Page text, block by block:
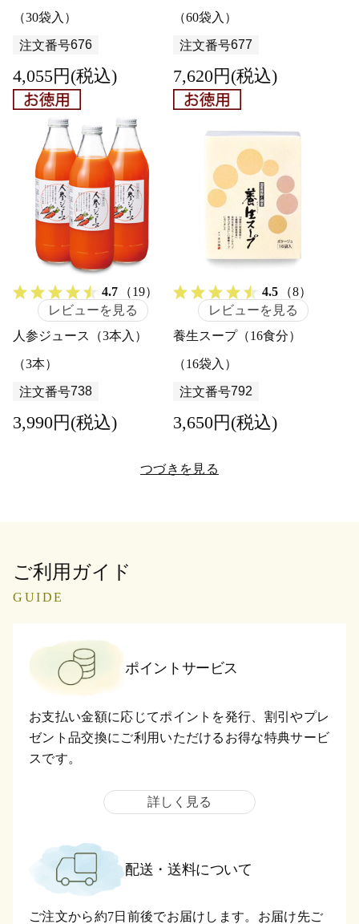
（30袋入）
注文番号676
4,055円(税込)
（60袋入）
注文番号677
7,620円(税込)
4.7
（19）
レビューを見る
人参ジュース（3本入）
（3本）
注文番号738
3,990円(税込)
4.5
（8）
レビューを見る
養生スープ（16食分）
（16袋入）
注文番号792
3,650円(税込)
つづきを見る
ご利用ガイド
GUIDE
ポイントサービス
お支払い金額に応じてポイントを発行、割引やプレ
ゼント品交換にご利用いただけるお得な特典サービ
スです。
詳しく見る
配送・送料について
ご注文から約7日前後でお届けします。お届け先ご